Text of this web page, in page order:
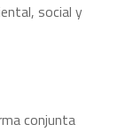
social y
conjunta